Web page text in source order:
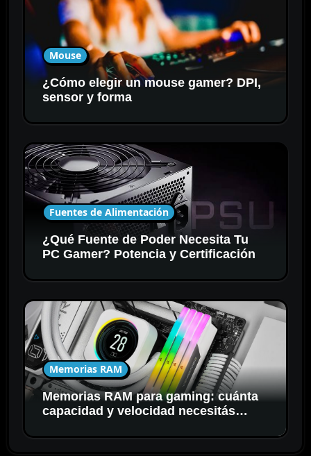
Mouse
¿Cómo elegir un mouse gamer? DPI,
sensor y forma
Fuentes de Alimentación
¿Qué Fuente de Poder Necesita Tu
PC Gamer? Potencia y Certificación
Memorias RAM
Memorias RAM para gaming: cuánta
capacidad y velocidad necesitás